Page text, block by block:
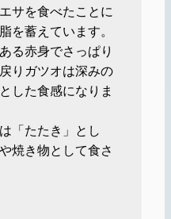
サを食べたことに
を蓄えています。
る赤身でさっぱり
りガツオは深みの
した食感になりま
「たたき」とし
焼き物として食さ